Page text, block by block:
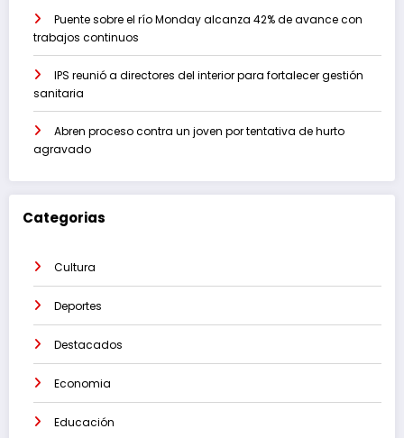
Puente sobre el río Monday alcanza 42% de avance con
trabajos continuos
IPS reunió a directores del interior para fortalecer gestión
sanitaria
Abren proceso contra un joven por tentativa de hurto
agravado
Categorias
Cultura
Deportes
Destacados
Economia
Educación